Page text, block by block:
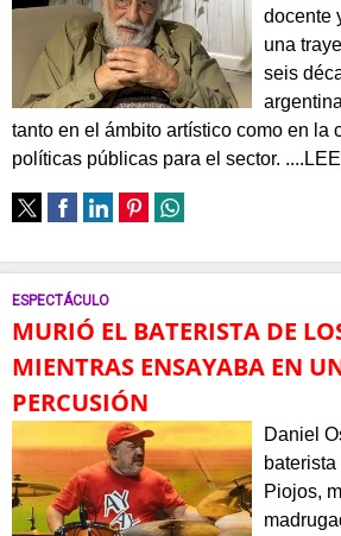
docente
una
seis
tanto en el ámbito artístico como en la
políticas públicas para el sector.
ESPECTÁCULO
MURIÓ EL BATERISTA DE
MIENTRAS ENSAYABA EN
PERCUSIÓN
Daniel
Piojos,